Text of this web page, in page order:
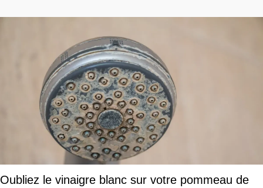
Oubliez le vinaigre blanc sur votre pommeau de